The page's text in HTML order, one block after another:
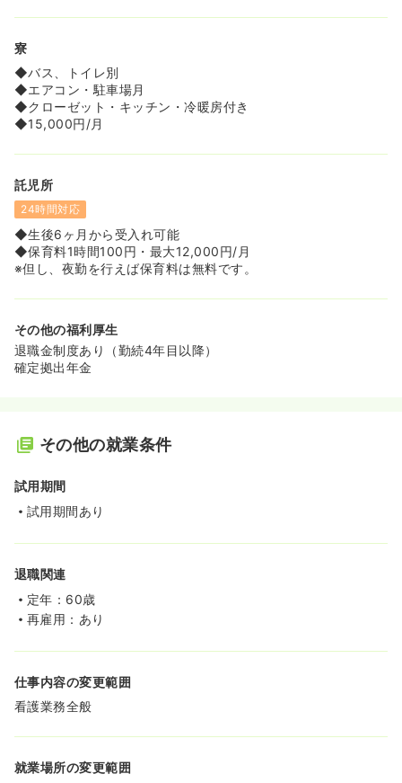
寮
◆バス、トイレ別
◆エアコン・駐車場月
◆クローゼット・キッチン・冷暖房付き
◆15,000円/月
託児所
24時間対応
◆生後6ヶ月から受入れ可能
◆保育料1時間100円・最大12,000円/月
※但し、夜勤を行えば保育料は無料です。
その他の福利厚生
退職金制度あり（勤続4年目以降）
確定拠出年金
その他の就業条件
試用期間
試用期間あり
退職関連
定年：60歳
再雇用：あり
仕事内容の変更範囲
看護業務全般
就業場所の変更範囲